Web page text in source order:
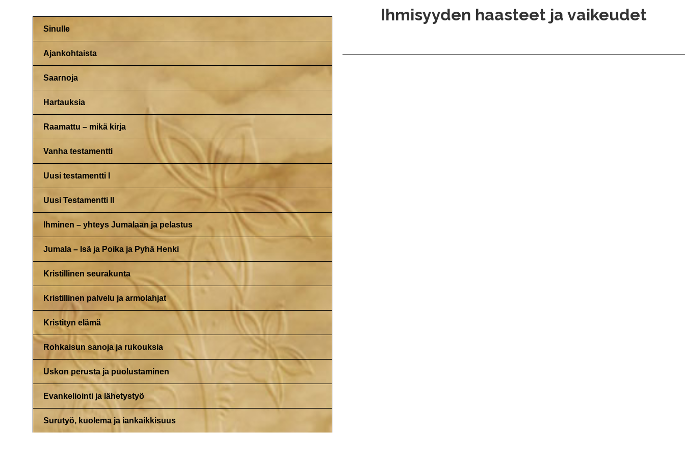
Sinulle
Ajankohtaista
Saarnoja
Hartauksia
Raamattu – mikä kirja
Vanha testamentti
Uusi testamentti I
Uusi Testamentti II
Ihminen – yhteys Jumalaan ja pelastus
Jumala – Isä ja Poika ja Pyhä Henki
Kristillinen seurakunta
Kristillinen palvelu ja armolahjat
Kristityn elämä
Rohkaisun sanoja ja rukouksia
Uskon perusta ja puolustaminen
Evankeliointi ja lähetystyö
Surutyö, kuolema ja iankaikkisuus
Ihmisyyden haasteet ja vaikeudet